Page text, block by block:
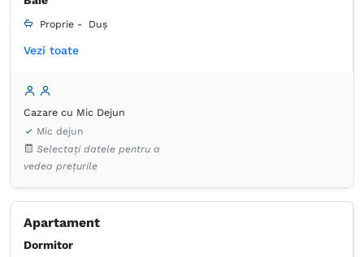
Proprie - Duș
Produse de curățenie
Lenjerie de pat
TV cu ecran plat
Vezi toate
Cazare cu Mic Dejun
Mic dejun
Selectați datele pentru a
vedea prețurile
Apartament
Dormitor